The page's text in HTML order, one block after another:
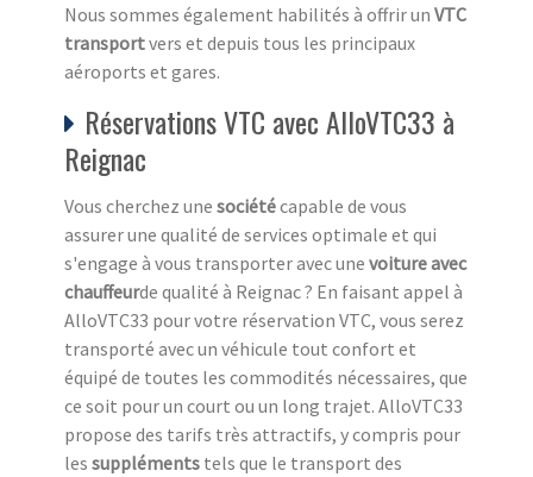
Nous sommes également habilités à offrir un VTC
transportvers et depuis tous les principaux
aéroports et gares.
Réservations VTC avec AlloVTC33 à
Reignac
Vous cherchez une sociétécapable de vous
assurer une qualité de services optimale et qui
s'engage à vous transporter avec une voiture avec
chauffeurde qualité à Reignac ? En faisant appel à
AlloVTC33 pour votre réservation VTC, vous serez
transporté avec un véhicule tout confort et
équipé de toutes les commodités nécessaires, que
ce soit pour un court ou un long trajet. AlloVTC33
propose des tarifs très attractifs, y compris pour
les suppléments tels que le transport des